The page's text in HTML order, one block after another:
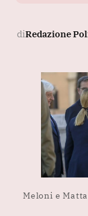
diRedazione
Meloni e